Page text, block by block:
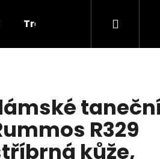
Tréninkové Cvičky
Hledat
R329
kůže,